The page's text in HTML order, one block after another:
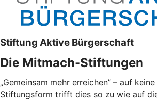
Stiftung Aktive Bürgerschaft
Die Mitmach-Stiftungen
„Gemeinsam mehr erreichen” – auf
Stiftungsform trifft dies so zu wie auf